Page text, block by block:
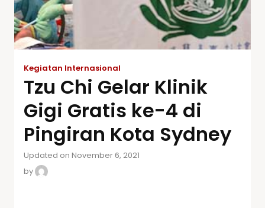
Kegiatan Internasional
Tzu Chi Gelar Klinik
Gigi Gratis ke-4 di
Pingiran Kota Sydney
Updated on November 6, 2021
by